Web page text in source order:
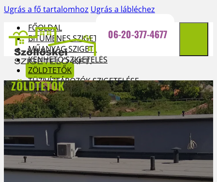
Ugrás a fő tartalomhoz Ugrás a lábléchez
FŐOLDAL
BITUMENES SZIGETELÉS
MŰANYAG SZIGETELÉS
KENHETŐ SZIGETELÉS
ZÖLDTETŐK
TÜZIVÍZTÁROZÓK SZIGETELÉSE
ÉPÍTŐIPARI KIVITELEZÉS
KAPCSOLAT
FŐOLDAL
BITUMENES SZIGETELÉS
MŰANYAG SZIGETELÉS
KENHETŐ SZIGETELÉS
06-20-377-4677
ZÖLDTETŐK